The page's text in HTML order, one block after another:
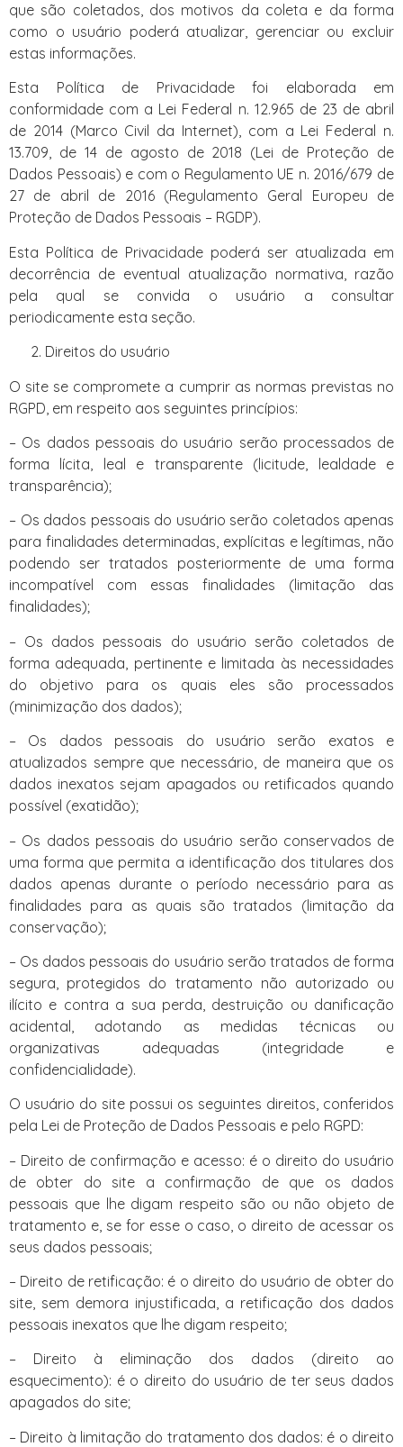
que são coletados, dos motivos da coleta e da forma
como o usuário poderá atualizar, gerenciar ou excluir
estas informações.
Esta Política de Privacidade foi elaborada em
conformidade com a Lei Federal n. 12.965 de 23 de abril
de 2014 (Marco Civil da Internet), com a Lei Federal n.
13.709, de 14 de agosto de 2018 (Lei de Proteção de
Dados Pessoais) e com o Regulamento UE n. 2016/679 de
27 de abril de 2016 (Regulamento Geral Europeu de
Proteção de Dados Pessoais – RGDP).
Esta Política de Privacidade poderá ser atualizada em
decorrência de eventual atualização normativa, razão
pela qual se convida o usuário a consultar
periodicamente esta seção.
Direitos do usuário
O site se compromete a cumprir as normas previstas no
RGPD, em respeito aos seguintes princípios:
– Os dados pessoais do usuário serão processados de
forma lícita, leal e transparente (licitude, lealdade e
transparência);
– Os dados pessoais do usuário serão coletados apenas
para finalidades determinadas, explícitas e legítimas, não
podendo ser tratados posteriormente de uma forma
incompatível com essas finalidades (limitação das
finalidades);
– Os dados pessoais do usuário serão coletados de
forma adequada, pertinente e limitada às necessidades
do objetivo para os quais eles são processados
(minimização dos dados);
– Os dados pessoais do usuário serão exatos e
atualizados sempre que necessário, de maneira que os
dados inexatos sejam apagados ou retificados quando
possível (exatidão);
– Os dados pessoais do usuário serão conservados de
uma forma que permita a identificação dos titulares dos
dados apenas durante o período necessário para as
finalidades para as quais são tratados (limitação da
conservação);
– Os dados pessoais do usuário serão tratados de forma
segura, protegidos do tratamento não autorizado ou
ilícito e contra a sua perda, destruição ou danificação
acidental, adotando as medidas técnicas ou
organizativas adequadas (integridade e
confidencialidade).
O usuário do site possui os seguintes direitos, conferidos
pela Lei de Proteção de Dados Pessoais e pelo RGPD:
– Direito de confirmação e acesso: é o direito do usuário
de obter do site a confirmação de que os dados
pessoais que lhe digam respeito são ou não objeto de
tratamento e, se for esse o caso, o direito de acessar os
seus dados pessoais;
– Direito de retificação: é o direito do usuário de obter do
site, sem demora injustificada, a retificação dos dados
pessoais inexatos que lhe digam respeito;
– Direito à eliminação dos dados (direito ao
esquecimento): é o direito do usuário de ter seus dados
apagados do site;
– Direito à limitação do tratamento dos dados: é o direito